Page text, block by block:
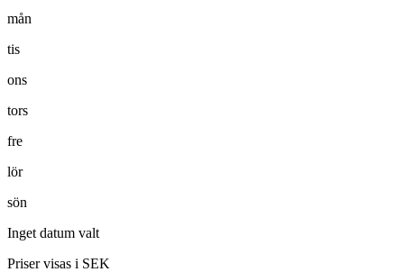
mån
tis
ons
tors
fre
lör
sön
Inget datum valt
Priser visas i SEK